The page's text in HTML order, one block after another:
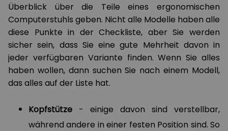
Überblick über die Teile eines ergonomischen
Computerstuhls geben. Nicht alle Modelle haben alle
diese Punkte in der Checkliste, aber Sie werden
sicher sein, dass Sie eine gute Mehrheit davon in
jeder verfügbaren Variante finden. Wenn Sie alles
haben wollen, dann suchen Sie nach einem Modell,
das alles auf der Liste hat.
Kopfstütze - einige davon sind verstellbar,
während andere in einer festen Position sind. So